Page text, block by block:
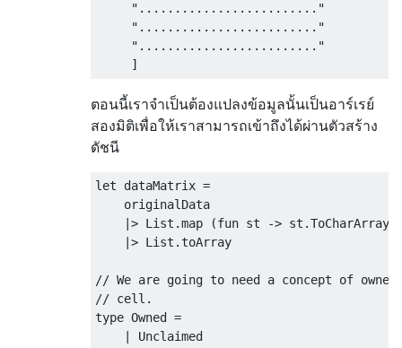
     "........................."
     "........................."
     "........................."
ตอนนี้เราจำเป็นต้องแปลงข้อมูลนั้นเป็นอาร์เรย์
สองมิติเพื่อให้เราสามารถเข้าถึงได้ผ่านตัวสร้าง
ดัชนี
let dataMatrix =
    originalData
|> List.map (fun st ->
    |> List.toArray
// We are going to need a concept of
// cell.
type Owned =
    | Unclaimed